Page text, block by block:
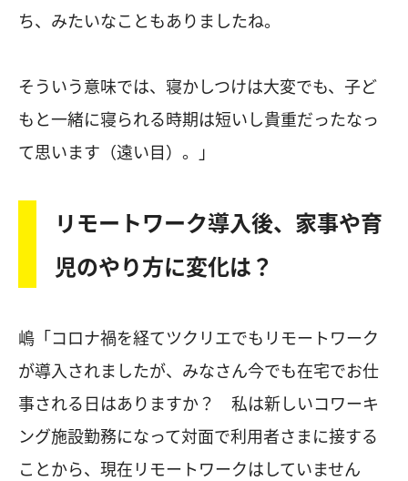
ち、みたいなこともありましたね。
そういう意味では、寝かしつけは大変でも、子ど
もと一緒に寝られる時期は短いし貴重だったなっ
て思います（遠い目）。」
リモートワーク導入後、家事や育
児のやり方に変化は？
嶋「コロナ禍を経てツクリエでもリモートワーク
が導入されましたが、みなさん今でも在宅でお仕
事される日はありますか？ 私は新しいコワーキ
ング施設勤務になって対面で利用者さまに接する
ことから、現在リモートワークはしていません